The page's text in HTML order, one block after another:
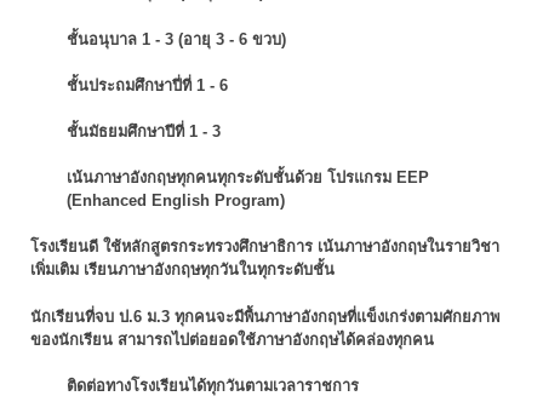
ชั้นอนุบาล 1 - 3 (อายุ 3 - 6 ขวบ)
ชั้นประถมศึกษาปี่ที่ 1 - 6
ชั้นมัธยมศึกษาปีที่ 1 - 3
เน้นภาษาอังกฤษทุกคนทุกระดับชั้นด้วย โปรแกรม EEP
(Enhanced English Program)
โรงเรียนดี ใช้หลักสูตรกระทรวงศึกษาธิการ เน้นภาษาอังกฤษในรายวิชา
เพิ่มเติม เรียนภาษาอังกฤษทุกวันในทุกระดับชั้น
นักเรียนที่จบ ป.6 ม.3 ทุกคนจะมีพื้นภาษาอังกฤษที่แข็งเกร่งตามศักยภาพ
ของนักเรียน สามารถไปต่อยอดใช้ภาษาอังกฤษได้คล่องทุกคน
ติดต่อทางโรงเรียนได้ทุกวันตามเวลาราชการ